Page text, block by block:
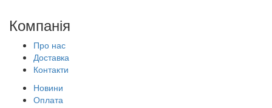
Компанія
Про нас
Доставка
Контакти
Новини
Оплата